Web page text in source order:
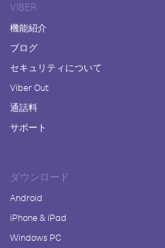
VIBER
機能紹介
ブログ
セキュリティについて
Viber Out
通話料
サポート
ダウンロード
Android
iPhone & iPad
Windows PC